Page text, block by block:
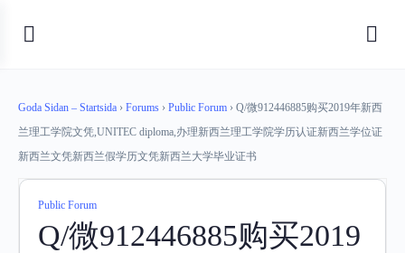
Goda Sidan – Startsida › Forums › Public Forum › Q/微912446885购买2019年新西
兰理工学院文凭,UNITEC diploma,办理新西兰理工学院学历认证新西兰学位证
新西兰文凭新西兰假学历文凭新西兰大学毕业证书
Public Forum
Q/微912446885购买2019